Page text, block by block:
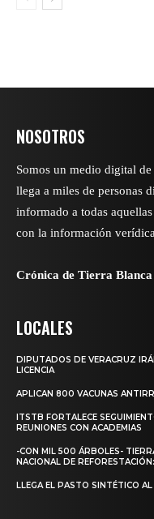
NOSOTROS
Somos un medio digital
llega a miles de personas
informado a todas
con la información
Crónica de Tierra Blanca
LOCALES
DIPUTADOS DE VERACRUZ
LICENCIA
APLICAN 800 VACUNAS
ITSTB FORTALECE
REUNIONES CON ACADEMIAS
-CON MIL 500 ÁRBOLES-
NACIONAL DE
LLEGA EL PASTO SINTÉTICO